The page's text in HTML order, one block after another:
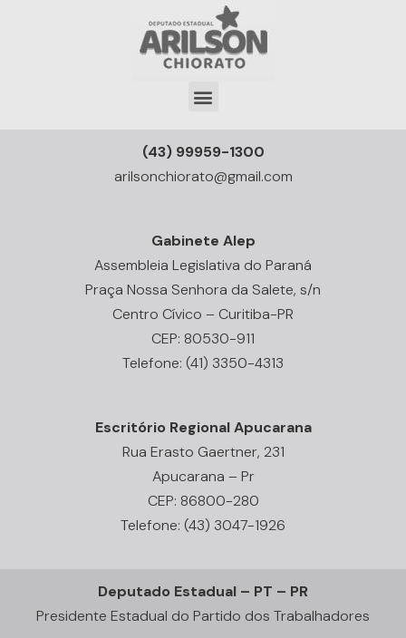
(43) 99959-1300
arilsonchiorato@gmail.com
Gabinete Alep
Assembleia Legislativa do Paraná
Praça Nossa Senhora da Salete, s/n
Centro Cívico – Curitiba-PR
CEP: 80530-911
Telefone: (41) 3350-4313
Escritório Regional Apucarana
Rua Erasto Gaertner, 231
Apucarana – Pr
CEP: 86800-280
Telefone: (43) 3047-1926
Deputado Estadual – PT – PR
Presidente Estadual do Partido dos Trabalhadores